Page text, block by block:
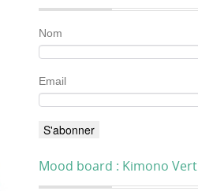
Nom
Email
Mood board : Kimono Vert